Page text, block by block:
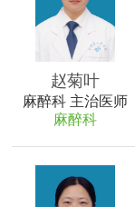
赵菊叶
麻醉科 主治医师
麻醉科